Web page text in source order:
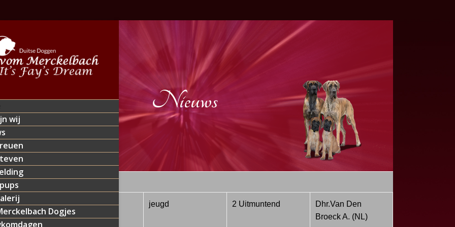
wij
Dogjes
Nieuws
2014 Lokeren jeugd 2 Uitmuntend
Dhr.Van Den
Broeck A. (NL)